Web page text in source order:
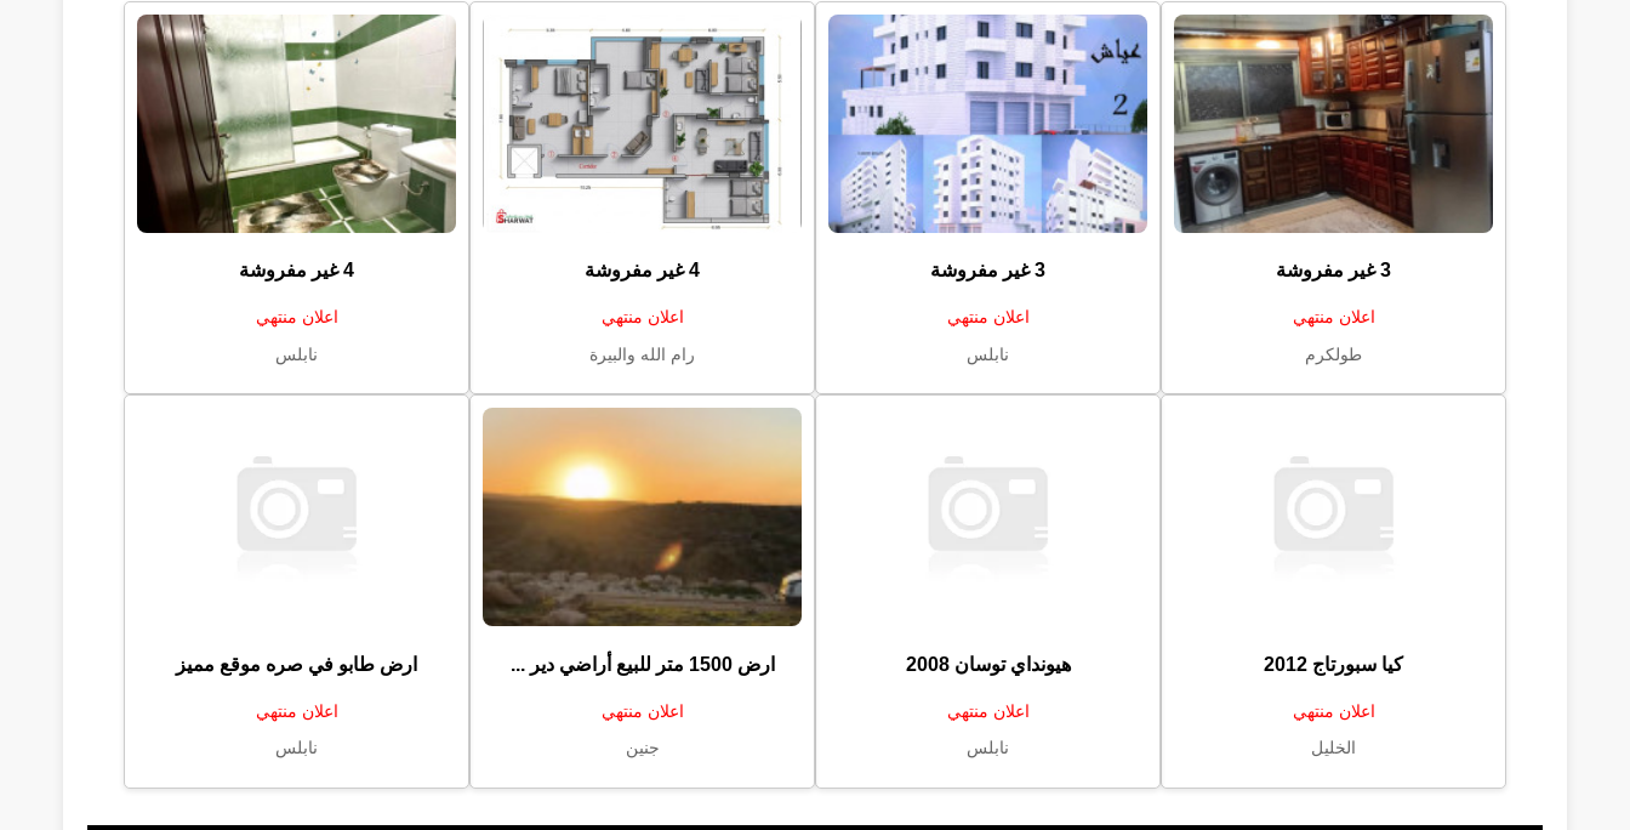
3 غير مفروشة
اعلان منتهي
طولكرم
3 غير مفروشة
اعلان منتهي
نابلس
4 غير مفروشة
اعلان منتهي
رام الله والبيرة
4 غير مفروشة
اعلان منتهي
نابلس
كيا سبورتاج 2012
اعلان منتهي
الخليل
هيونداي توسان 2008
اعلان منتهي
نابلس
ارض ⁦⁦1500⁩⁩ متر للبيع أراضي دير ...
اعلان منتهي
جنين
ارض طابو في صره موقع مميز
اعلان منتهي
نابلس